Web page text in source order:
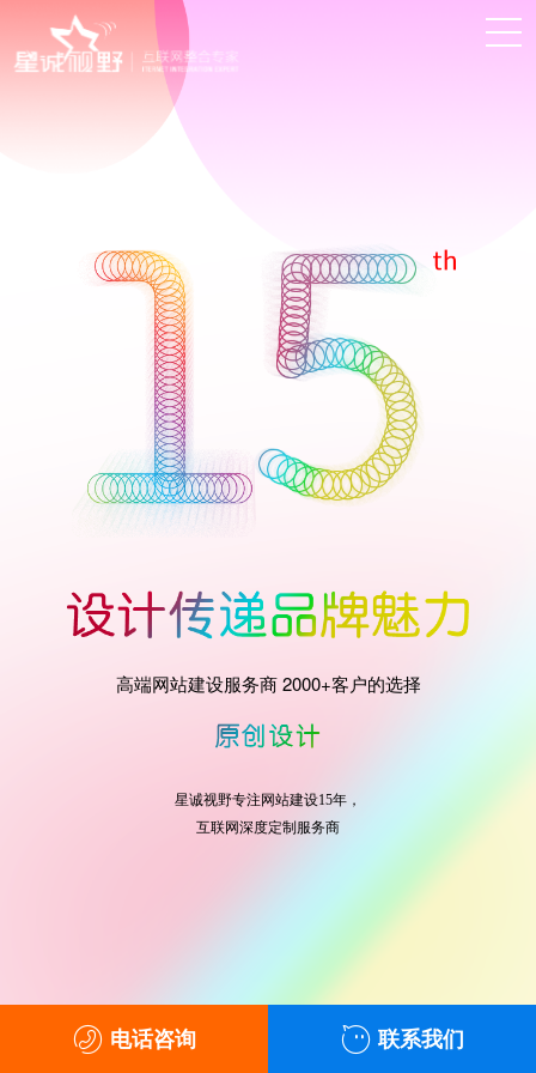
高端网站建设服务商 2000+客户的选择
星诚视野专注网站建设15年，
互联网深度定制服务商
电话咨询 联系我们